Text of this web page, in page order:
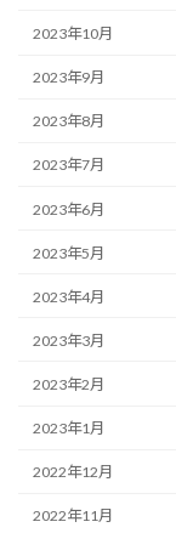
2023年10月
2023年9月
2023年8月
2023年7月
2023年6月
2023年5月
2023年4月
2023年3月
2023年2月
2023年1月
2022年12月
2022年11月